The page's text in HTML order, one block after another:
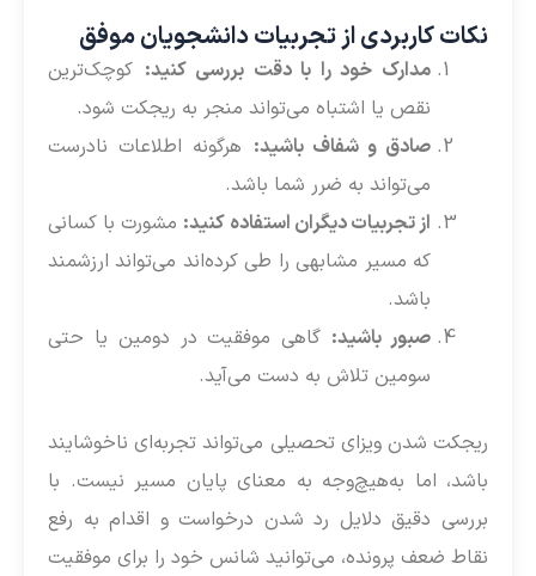
نکات کاربردی از تجربیات دانشجویان موفق
مدارک خود را با دقت بررسی کنید: کوچک‌ترین
نقص یا اشتباه می‌تواند منجر به ریجکت شود.
صادق و شفاف باشید: هرگونه اطلاعات نادرست
می‌تواند به ضرر شما باشد.
از تجربیات دیگران استفاده کنید: مشورت با کسانی
که مسیر مشابهی را طی کرده‌اند می‌تواند ارزشمند
باشد.
صبور باشید: گاهی موفقیت در دومین یا حتی
سومین تلاش به دست می‌آید.
ریجکت شدن ویزای تحصیلی می‌تواند تجربه‌ای ناخوشایند
باشد، اما به‌هیچ‌وجه به معنای پایان مسیر نیست. با
بررسی دقیق دلایل رد شدن درخواست و اقدام به رفع
نقاط ضعف پرونده، می‌توانید شانس خود را برای موفقیت